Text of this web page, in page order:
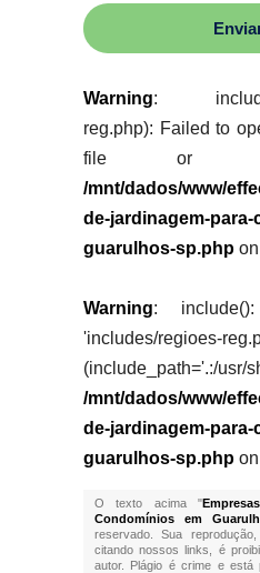
Warning:
reg.php): Failed to
file or
/mnt/dados/www/
de-jardinagem-
guarulhos-sp.phpon
Warning:
'includes/regioes-
(include_path='.:/
/mnt/dados/www/
de-jardinagem-
guarulhos-sp.phpon
O texto acima "
Condomínios em
reservado. Sua
citando nossos links, é
autor. Plágio é crime e